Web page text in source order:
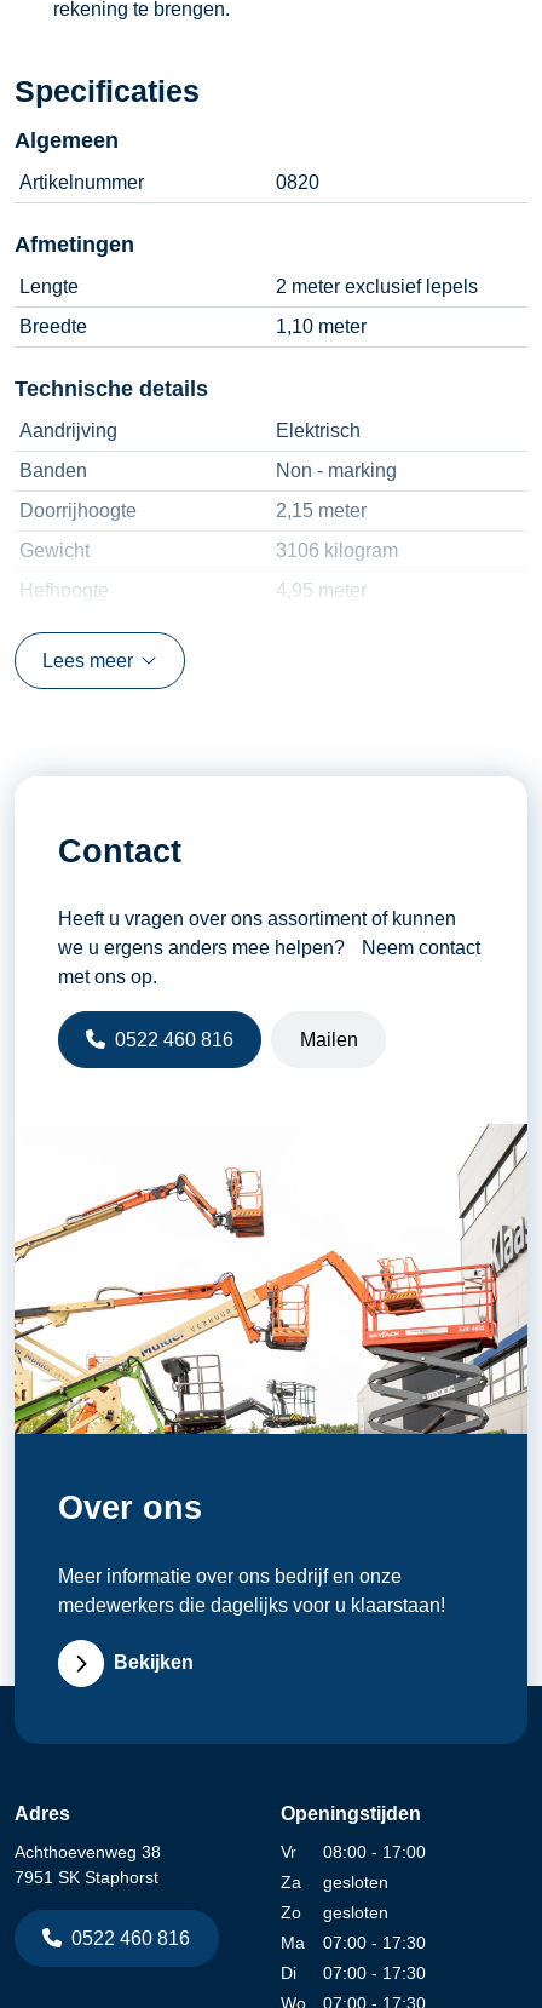
rekening te brengen.
Specificaties
Algemeen
Artikelnummer 0820
Afmetingen
Lengte
2 meter exclusief lepels
Breedte
1,10 meter
Technische details
Aandrijving
Elektrisch
Banden
Non - marking
Doorrijhoogte
2,15 meter
Gewicht
3106 kilogram
Hefhoogte
4,95 meter
Hefvermogen
Lepellengte
Lees meer
Contact
Heeft u vragen over ons assortiment of kunnen
we u ergens anders mee helpen? Neem contact
met ons op.
0522 460 816 Mailen
Over ons
Meer informatie over ons bedrijf en onze
medewerkers die dagelijks voor u klaarstaan!
Bekijken
Adres
Achthoevenweg 38
7951 SK Staphorst
0522 460 816
Openingstijden
Vr
08:00 - 17:00
Za
gesloten
Zo
gesloten
Ma
07:00 - 17:30
Di
07:00 - 17:30
Wo
07:00 - 17:30